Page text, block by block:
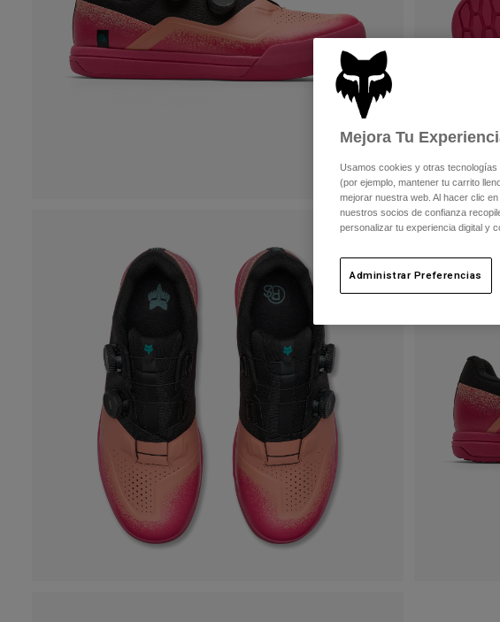
Mejora Tu
Usamos cookies y otras
(por ejemplo, mantener tu carrito
mejorar nuestra web. Al hacer clic
nuestros socios de confianza
personalizar tu experiencia digital y
Administrar Preferencias